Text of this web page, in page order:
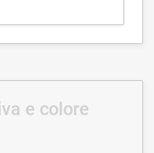
e colore